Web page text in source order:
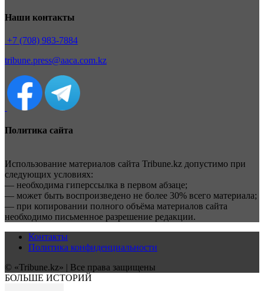
Наши контакты
+7 (708) 983-7884
tribune.press@aaca.com.kz
Политика сайта
Использование материалов сайта Tribune.kz допустимо при
следующих условиях:
— необходима гиперссылка в первом абзаце;
— может быть воспроизведено не более 30% всего материала;
— при копировании полного объёма материалов сайта
необходимо письменное разрешение редакции.
Контакты
Политика конфиденциальности
© «Tribune.kz» | Все права защищены
БОЛЬШЕ ИСТОРИЙ